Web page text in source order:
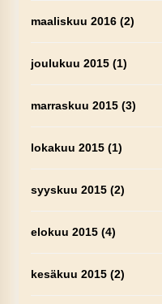
maaliskuu 2016(2)
joulukuu 2015(1)
marraskuu 2015(3)
lokakuu 2015(1)
syyskuu 2015(2)
elokuu 2015(4)
kesäkuu 2015(2)